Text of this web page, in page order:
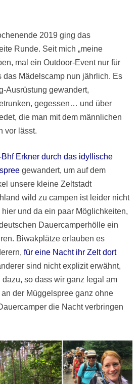
2019 ging das
Runde. Seit mich „meine
mal ein Outdoor-Event nur für
das Mädelscamp nun jährlich. Es
Ausrüstung gewandert,
gegessen… und über
die man mit dem männlichen
vor lässt.
Bhf Erkner durch das idyllische
gewandert, um auf dem
unsere kleine Zeltstadt
wild zu campen ist leider nicht
und da ein paar Möglichkeiten,
Dauercamperhölle ein
Biwakplätze erlauben es
für eine Nacht ihr Zelt dort
sind nicht explizit erwähnt,
so dass wir ganz legal am
der Müggelspree ganz ohne
die Nacht verbringen